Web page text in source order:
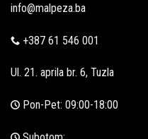
info@malpeza.ba
+387 61 546 001
Ul. 21. aprila br. 6, Tuzla
Pon-Pet: 09:00-18:00